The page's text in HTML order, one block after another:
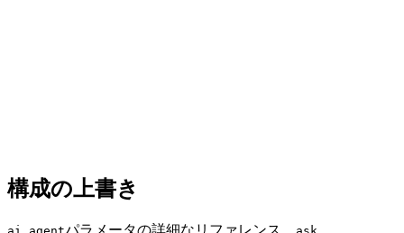
構成の上書き